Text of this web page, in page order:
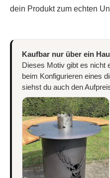
dein Produkt zum echten
Kaufbar nur über ein
Dieses Motiv gibt es nicht
beim Konfigurieren eines
siehst du auch den